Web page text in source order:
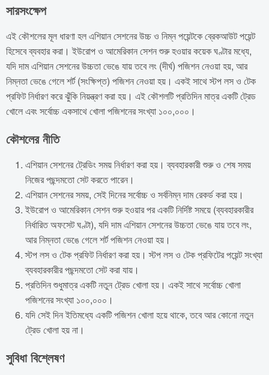
সারসংক্ষেপ
এই কৌশলের মূল ধারণা হল এশিয়ান সেশনের উচ্চ ও নিম্ন পয়েন্টকে ব্রেকআউট পয়েন্ট
হিসেবে ব্যবহার করা। ইউরোপ ও আমেরিকান সেশন শুরু হওয়ার কয়েক ঘণ্টার মধ্যে,
যদি দাম এশিয়ান সেশনের উচ্চতা ভেঙে যায় তবে লং (দীর্ঘ) পজিশন নেওয়া হয়, আর
নিম্নতা ভেঙে গেলে শর্ট (সংক্ষিপ্ত) পজিশন নেওয়া হয়। একই সাথে স্টপ লস ও টেক
প্রফিট নির্ধারণ করে ঝুঁকি নিয়ন্ত্রণ করা হয়। এই কৌশলটি প্রতিদিন মাত্র একটি ট্রেড
খোলে এবং সর্বোচ্চ একসাথে খোলা পজিশনের সংখ্যা ১০০,০০০।
কৌশলের নীতি
এশিয়ান সেশনের ট্রেডিং সময় নির্ধারণ করা হয়। ব্যবহারকারী শুরু ও শেষ সময়
নিজের পছন্দমতো সেট করতে পারেন।
এশিয়ান সেশনের সময়, সেই দিনের সর্বোচ্চ ও সর্বনিম্ন দাম রেকর্ড করা হয়।
ইউরোপ ও আমেরিকান সেশন শুরু হওয়ার পর একটি নির্দিষ্ট সময়ে (ব্যবহারকারীর
নির্ধারিত অফসেট ঘণ্টা), যদি দাম এশিয়ান সেশনের উচ্চতা ভেঙে যায় তবে লং,
আর নিম্নতা ভেঙে গেলে শর্ট পজিশন নেওয়া হয়।
স্টপ লস ও টেক প্রফিট নির্ধারণ করা হয়। স্টপ লস ও টেক প্রফিটের পয়েন্ট সংখ্যা
ব্যবহারকারীর পছন্দমতো সেট করা যায়।
প্রতিদিন শুধুমাত্র একটি নতুন ট্রেড খোলা হয়। একই সাথে সর্বোচ্চ খোলা
পজিশনের সংখ্যা ১০০,০০০।
যদি সেই দিন ইতিমধ্যে একটি পজিশন খোলা হয়ে থাকে, তবে আর কোনো নতুন
ট্রেড খোলা হয় না।
সুবিধা বিশ্লেষণ